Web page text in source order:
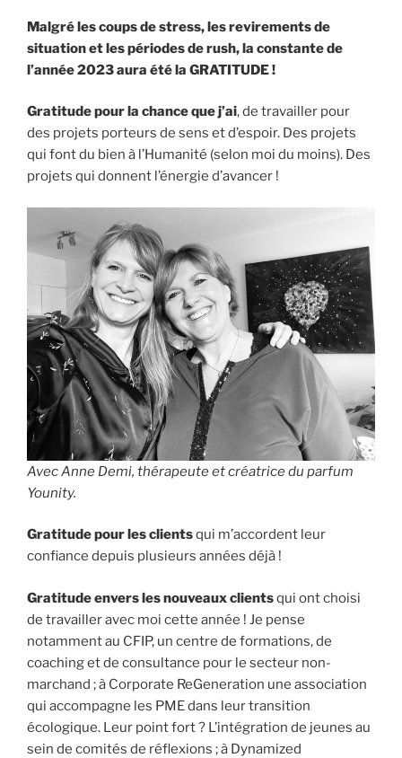
Malgré les coups de stress, les revirements de
situation et les périodes de rush, la constante de
l’année 2023 aura été la GRATITUDE !
Gratitude pour la chance que j’ai, de travailler pour
des projets porteurs de sens et d’espoir. Des projets
qui font du bien à l’Humanité (selon moi du moins). Des
projets qui donnent l’énergie d’avancer !
Avec Anne Demi, thérapeute et créatrice du parfum
Younity.
Gratitude pour les clientsqui m’accordent leur
confiance depuis plusieurs années déjà !
Gratitude envers les nouveaux clientsqui ont choisi
de travailler avec moi cette année ! Je pense
notamment au CFIP, un centre de formations, de
coaching et de consultance pour le secteur non-
marchand ; à Corporate ReGeneration une association
qui accompagne les PME dans leur transition
écologique. Leur point fort ? L’intégration de jeunes au
sein de comités de réflexions ; à Dynamized